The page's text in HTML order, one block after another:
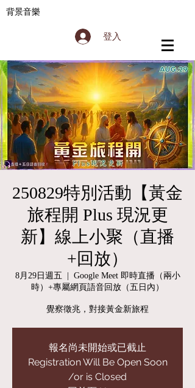
背景音樂
登入
250829特別活動【黃金
旅程開 Plus 現況更
新】線上小聚（直播
+回放）
8月29日週五
Google Meet 即時直播（兩小
時）+專屬網頁語音回放（五日內）
覺察徵兆，對接黃金新旅程
報名尚未開始或已截止
Registration Will Be Open Soon
/or is Closed